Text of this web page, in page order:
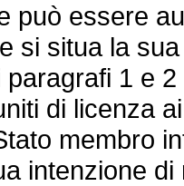
essere
si situa la
1 e
di licenza
membro
intenzione